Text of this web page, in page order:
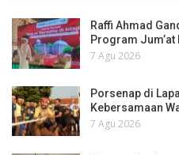
Raffi Ahmad
Program Jum’at
7 Agu 2026
Porsenap di
Kebersamaan
7 Agu 2026